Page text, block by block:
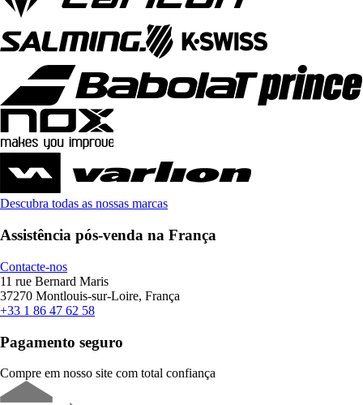
Descubra todas as nossas marcas
Assistência pós-venda na França
Contacte-nos
11 rue Bernard Maris
37270 Montlouis-sur-Loire, França
+33 1 86 47 62 58
Pagamento seguro
Compre em nosso site com total confiança